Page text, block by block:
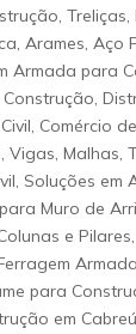
Arames, Aço
Armada para
Comércio
Vigas, Malhas,
Soluções em
Muro de
e
para
em